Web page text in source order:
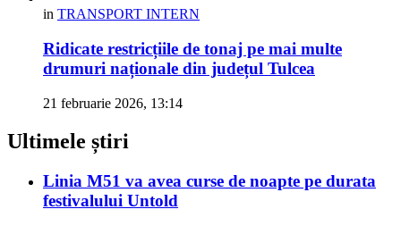
in TRANSPORT INTERN
Ridicate restricțiile de tonaj pe mai multe
drumuri naționale din județul Tulcea
21 februarie 2026, 13:14
Ultimele știri
Linia M51 va avea curse de noapte pe durata
festivalului Untold